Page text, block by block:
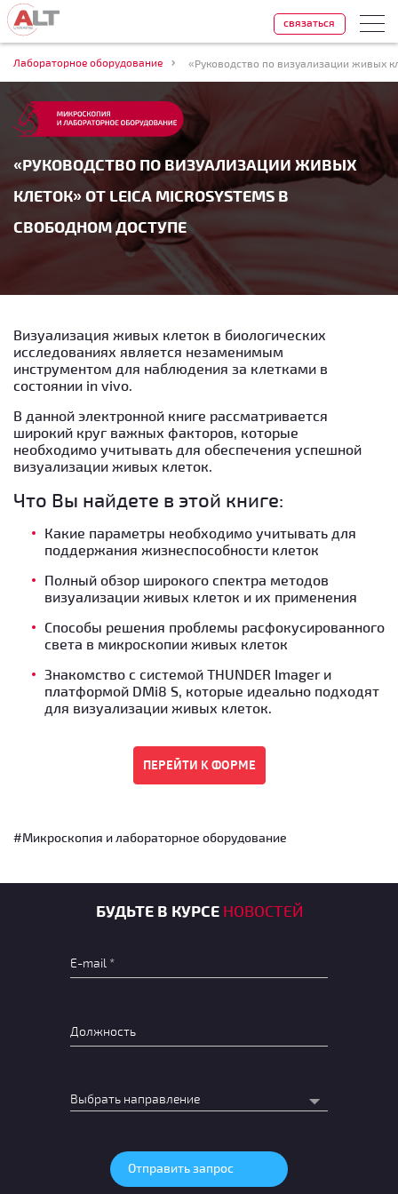
Лабораторное оборудование
«РУКОВОДСТВО ПО ВИЗУАЛИЗАЦИИ ЖИВЫХ
КЛЕТОК» ОТ LEICA MICROSYSTEMS В
СВОБОДНОМ ДОСТУПЕ
связаться
Визуализация живых клеток в биологических
исследованиях является незаменимым
инструментом для наблюдения за клетками в
состоянии in vivo
В данной электронной книге рассматривается
широкий круг важных факторов, которые
необходимо учитывать для обеспечения успешной
визуализации живых клеток.
Что Вы найдете в этой книге:
Какие параметры необходимо учитывать для
поддержания жизнеспособности клеток
Полный обзор широкого спектра методов
визуализации живых клеток и их применения
Способы решения проблемы расфокусированного
света в микроскопии живых клеток
Знакомство с системой THUNDER Imager и
платформой DMi8 S, которые идеально подходят
для визуализации живых клеток.
#Микроскопия и лабораторное оборудование
БУДЬТЕ В КУРСЕ НОВОСТЕЙ